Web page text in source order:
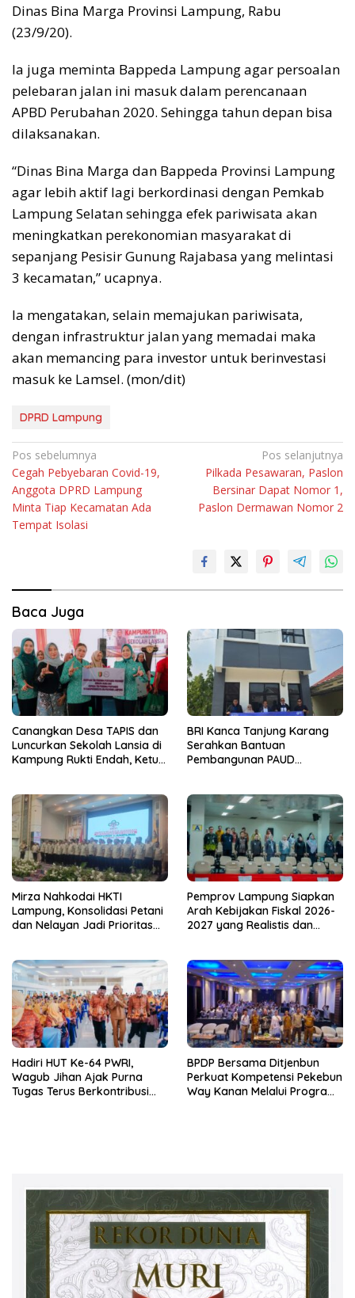
Dinas Bina Marga Provinsi Lampung, Rabu
(23/9/20).
Ia juga meminta Bappeda Lampung agar persoalan
pelebaran jalan ini masuk dalam perencanaan
APBD Perubahan 2020. Sehingga tahun depan bisa
dilaksanakan.
“Dinas Bina Marga dan Bappeda Provinsi Lampung
agar lebih aktif lagi berkordinasi dengan Pemkab
Lampung Selatan sehingga efek pariwisata akan
meningkatkan perekonomian masyarakat di
sepanjang Pesisir Gunung Rajabasa yang melintasi
3 kecamatan,” ucapnya.
Ia mengatakan, selain memajukan pariwisata,
dengan infrastruktur jalan yang memadai maka
akan memancing para investor untuk berinvestasi
masuk ke Lamsel. (mon/dit)
DPRD Lampung
Navigasi
pos
Pos sebelumnya
Cegah Pebyebaran Covid-19,
Anggota DPRD Lampung
Minta Tiap Kecamatan Ada
Tempat Isolasi
Pos selanjutnya
Pilkada Pesawaran, Paslon
Bersinar Dapat Nomor 1,
Paslon Dermawan Nomor 2
Baca Juga
Canangkan Desa TAPIS dan
Luncurkan Sekolah Lansia di
Kampung Rukti Endah, Ketua
dari Desa
BRI Kanca Tanjung Karang
Serahkan Bantuan
Pembangunan PAUD
Mirza Nahkodai HKTI
Lampung, Konsolidasi Petani
dan Nelayan Jadi Prioritas
Pemprov Lampung Siapkan
Arah Kebijakan Fiskal 2026-
2027 yang Realistis dan
Hadiri HUT Ke-64 PWRI,
Wagub Jihan Ajak Purna
Tugas Terus Berkontribusi
BPDP Bersama Ditjenbun
Perkuat Kompetensi Pekebun
Way Kanan Melalui Program